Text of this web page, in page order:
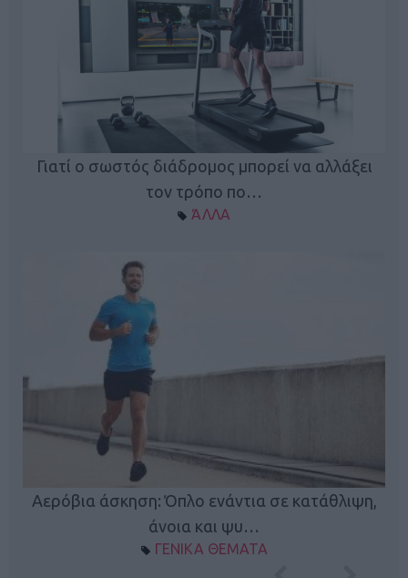
Γιατί ο σωστός διάδρομος μπορεί να αλλάξει
τον τρόπο πο…
ΆΛΛΑ
Αερόβια άσκηση: Όπλο ενάντια σε κατάθλιψη,
άνοια και ψυ…
ΓΕΝΙΚΑ ΘΕΜΑΤΑ